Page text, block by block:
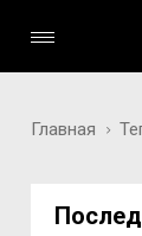
Главная